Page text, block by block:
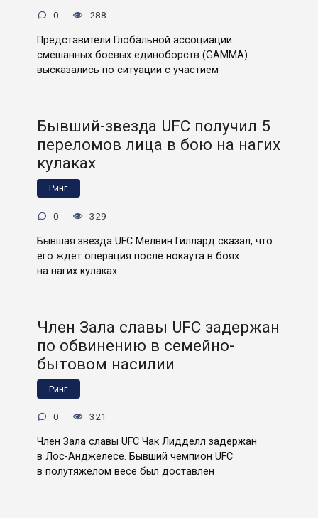
0 288
Представители Глобальной ассоциации
смешанных боевых единоборств (GAMMA)
высказались по ситуации с участием
Бывший-звезда UFC получил 5
переломов лица в бою на нагих
кулаках
Ринг
0 329
Бывшая звезда UFC Мелвин Гиллард сказал, что
его ждет операция после нокаута в боях
на нагих кулаках.
Член Зала славы UFC задержан
по обвинению в семейно-
бытовом насилии
Ринг
0 321
Член Зала славы UFC Чак Лидделл задержан
в Лос-Анджелесе. Бывший чемпион UFC
в полутяжелом весе был доставлен